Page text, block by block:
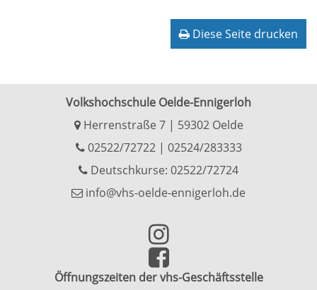
Diese Seite drucken
Volkshochschule Oelde-Ennigerloh
Herrenstraße 7 | 59302 Oelde
02522/72722| 02524/283333
Deutschkurse: 02522/72724
info@vhs-oelde-ennigerloh.de
Öffnungszeiten der vhs-Geschäftsstelle